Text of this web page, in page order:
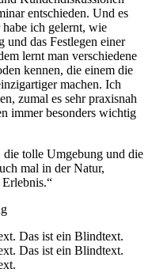
entschieden. Und es
ich gelernt, wie
das Festlegen einer
lernt man verschiedene
kennen, die einem die
machen. Ich
zumal es sehr praxisnah
immer besonders wichtig
die tolle Umgebung und die
mal in der Natur,
Das ist ein Blindtext.
Das ist ein Blindtext.